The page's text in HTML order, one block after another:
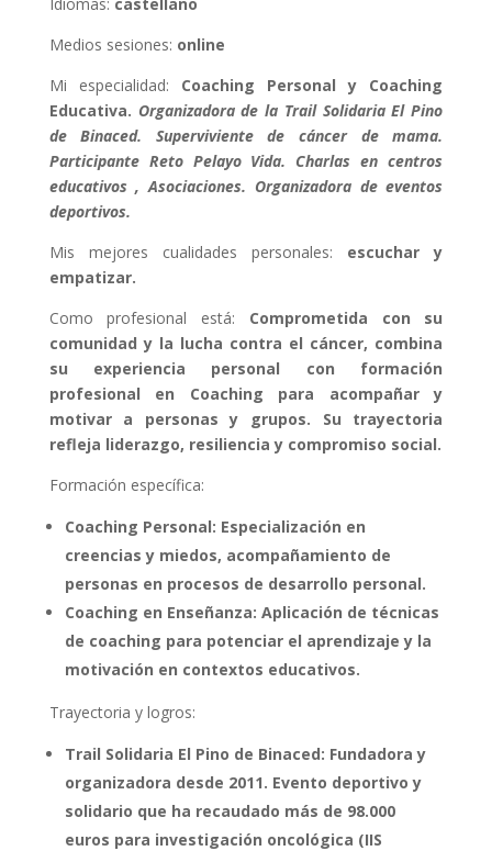
Medios sesiones: online
Mi especialidad: Coaching Personal y Coaching
Educativa. Organizadora de la Trail Solidaria El Pino
de Binaced. Superviviente de cáncer de mama.
Participante Reto Pelayo Vida. Charlas en centros
educativos , Asociaciones. Organizadora de eventos
deportivos.
Mis mejores cualidades personales: escuchar y
empatizar.
Como profesional está: Comprometida con su
comunidad y la lucha contra el cáncer, combina
su experiencia personal con formación
profesional en Coaching para acompañar y
motivar a personas y grupos. Su trayectoria
refleja liderazgo, resiliencia y compromiso social.
Formación específica:
Coaching Personal: Especialización en
creencias y miedos, acompañamiento de
personas en procesos de desarrollo personal.
Coaching en Enseñanza: Aplicación de técnicas
de coaching para potenciar el aprendizaje y la
motivación en contextos educativos.
Trayectoria y logros:
Trail Solidaria El Pino de Binaced: Fundadora y
organizadora desde 2011. Evento deportivo y
solidario que ha recaudado más de 98.000
euros para investigación oncológica (IIS